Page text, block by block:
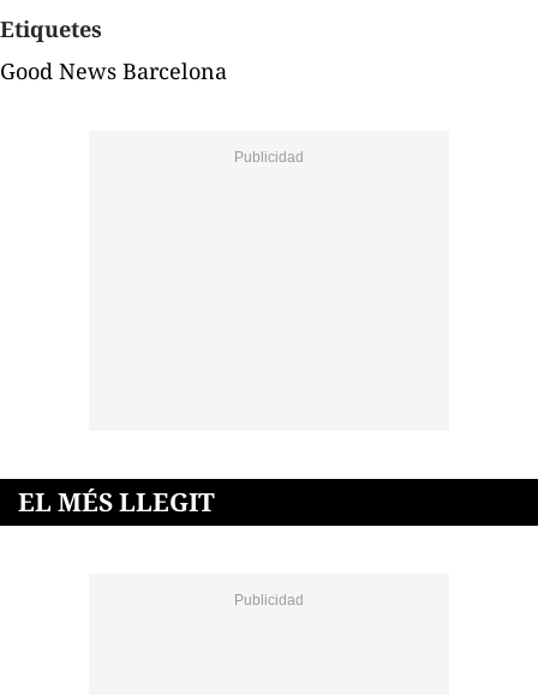
Etiquetes
Good News Barcelona
EL MÉS LLEGIT